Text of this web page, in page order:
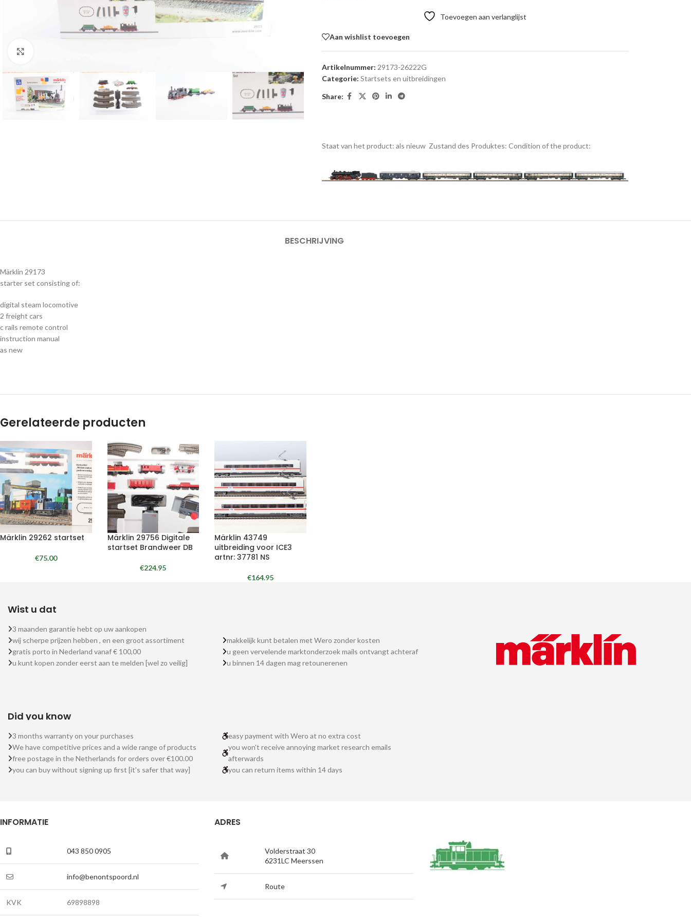
Toevoegen aan verlanglijst
Aan wishlist toevoegen
Artikelnummer: 29173-26222G
Categorie: Startsets en uitbreidingen
Share:
Staat van het product: als nieuw Zustand des Produktes: Condition of the product:
BESCHRIJVING
Märklin 29173
starter set consisting of:
digital steam locomotive
2 freight cars
c rails remote control
instruction manual
as new
Gerelateerde producten
Märklin 29262 startset
€75.00
Märklin 29756 Digitale
startset Brandweer DB
€224.95
Märklin 43749
uitbreiding voor ICE3
artnr: 37781 NS
€164.95
Wist u dat
3 maanden garantie hebt op uw aankopen
wij scherpe prijzen hebben , en een groot assortiment
gratis porto in Nederland vanaf € 100,00
u kunt kopen zonder eerst aan te melden [wel zo veilig]
makkelijk kunt betalen met Wero zonder kosten
u geen vervelende marktonderzoek mails ontvangt achteraf
u binnen 14 dagen mag retounerenen
Did you know
3 months warranty on your purchases
We have competitive prices and a wide range of products
free postage in the Netherlands for orders over €100.00
you can buy without signing up first [it's safer that way]
easy payment with Wero at no extra cost
you won't receive annoying market research emails
afterwards
you can return items within 14 days
INFORMATIE
043 850 0905
info@benontspoord.nl
KVK 69898898
ADRES
Volderstraat 30
6231LC Meerssen
Route